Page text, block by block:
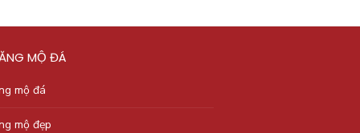
MỘ ĐÁ
mộ đá
mộ đẹp